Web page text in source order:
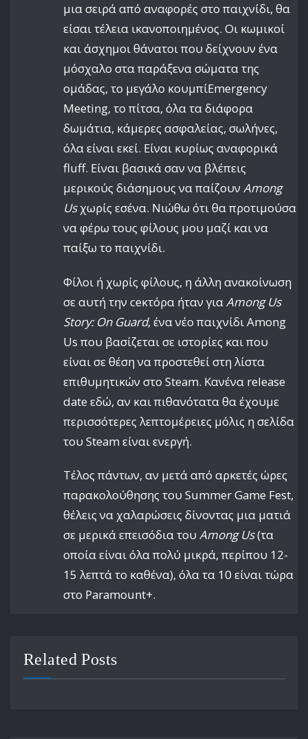
μια σειρά από αναφορές στο παιχνίδι, θα
είσαι τέλεια ικανοποιημένος. Οι κωμικοί
και άσχημοι θάνατοι που δείχνουν ένα
μόσχαλο στα παράξενα σώματα της
ομάδας, το μεγάλο κουμπίEmergency
Meeting, το πίτσα, όλα τα διάφορα
δωμάτια, κάμερες ασφαλείας, σωλήνες,
όλα είναι εκεί. Είναι κυρίως αναφορικά
fluff. Είναι βασικά σαν να βλέπεις
μερικούς διάσημους να παίζουνAmong
Usχωρίς εσένα. Νιώθω ότι θα προτιμούσα
να φέρω τους φίλους μου μαζί και να
παίξω το παιχνίδι.
Φίλοι ή χωρίς φίλους, η άλλη ανακοίνωση
σε αυτή την сеκτόρα ήταν για Among Us
Story: On Guard, ένα νέο παιχνίδι Among
Us που βασίζεται σε ιστορίες και που
είναι σε θέση να προστεθεί στη λίστα
επιθυμητικών στο Steam. Κανένα release
date εδώ, αν και πιθανότατα θα έχουμε
περισσότερες λεπτομέρειες μόλις η σελίδα
του Steam είναι ενεργή.
Τέλος πάντων, αν μετά από αρκετές ώρες
παρακολούθησης του Summer Game Fest,
θέλεις να χαλαρώσεις δίνοντας μια ματιά
σε μερικά επεισόδια τουAmong Us(τα
οποία είναι όλα πολύ μικρά, περίπου 12-
15 λεπτά το καθένα), όλα τα 10 είναι τώρα
στο Paramount+.
Related Posts